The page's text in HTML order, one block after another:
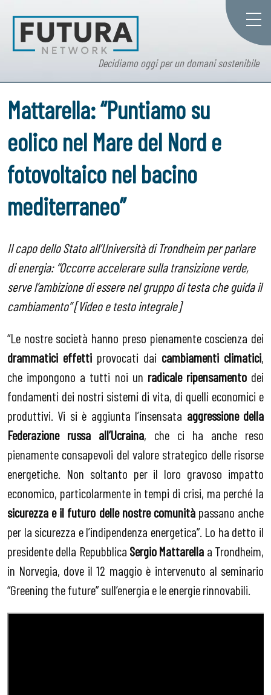
Decidiamo oggi per un domani sostenibile
Mattarella: “Puntiamo su
eolico nel Mare del Nord e
fotovoltaico nel bacino
mediterraneo”
Il capo dello Stato all’Università di Trondheim per parlare
di energia: “Occorre accelerare sulla transizione verde,
serve l’ambizione di essere nel gruppo di testa che guida il
cambiamento” [Video e testo integrale]
“Le nostre società hanno preso pienamente coscienza dei
drammatici effetti provocati dai cambiamenti climatici,
che impongono a tutti noi un radicale ripensamentodei
fondamenti dei nostri sistemi di vita, di quelli economici e
produttivi. Vi si è aggiunta l’insensata aggressione della
Federazione russa all’Ucraina, che ci ha anche reso
pienamente consapevoli del valore strategico delle risorse
energetiche. Non soltanto per il loro gravoso impatto
economico, particolarmente in tempi di crisi, ma perché la
sicurezza e il futuro delle nostre comunitàpassano anche
per la sicurezza e l’indipendenza energetica”. Lo ha detto il
presidente della Repubblica Sergio Mattarella a Trondheim,
in Norvegia, dove il 12 maggio è intervenuto al seminario
“Greening the future” sull’energia e le energie rinnovabili.